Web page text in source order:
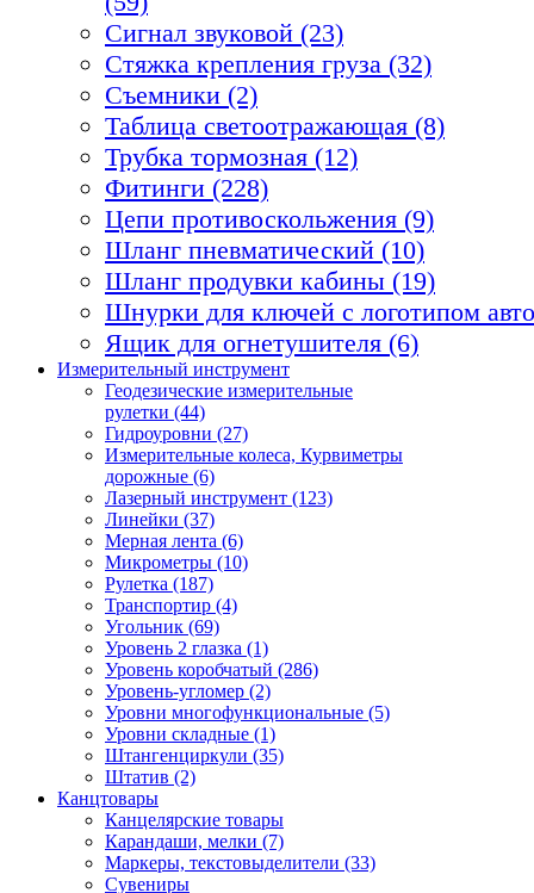
Сигнал звуковой (23)
Стяжка крепления груза (32)
Съемники (2)
Таблица светоотражающая (8)
Трубка тормозная (12)
Фитинги (228)
Цепи противоскольжения (9)
Шланг пневматический (10)
Шланг продувки кабины (19)
Шнурки для ключей с логотипом
Ящик для огнетушителя (6)
Измерительный инструмент
Геодезические измерительные
рулетки (44)
Гидроуровни (27)
Измерительные колеса, Курвиметры
дорожные (6)
Лазерный инструмент (123)
Линейки (37)
Мерная лента (6)
Микрометры (10)
Рулетка (187)
Транспортир (4)
Угольник (69)
Уровень 2 глазка (1)
Уровень коробчатый (286)
Уровень-угломер (2)
Уровни многофункциональные (5)
Уровни складные (1)
Штангенциркули (35)
Штатив (2)
Канцтовары
Канцелярские товары
Карандаши, мелки (7)
Маркеры, текстовыделители (33)
Сувениры